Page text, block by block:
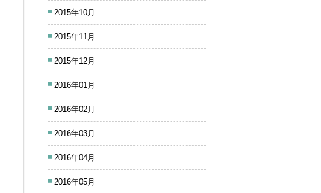
2015年10月
2015年11月
2015年12月
2016年01月
2016年02月
2016年03月
2016年04月
2016年05月